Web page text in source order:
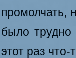
промолчать,
было трудно
этот раз что-